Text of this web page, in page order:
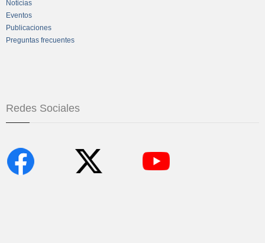
Noticias
Eventos
Publicaciones
Preguntas frecuentes
Redes Sociales